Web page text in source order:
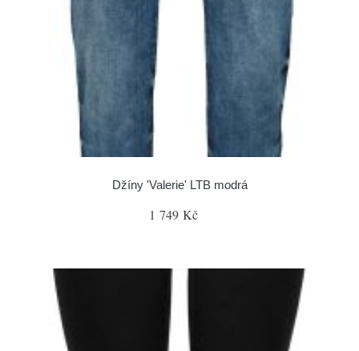
Džíny 'Valerie' LTB modrá
1 749 Kč